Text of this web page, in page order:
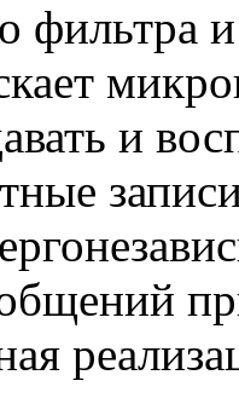
фильтра
и